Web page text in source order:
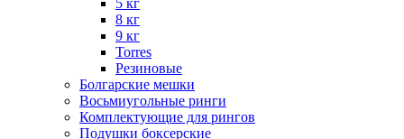
5 кг
8 кг
9 кг
Torres
Резиновые
Болгарские мешки
Восьмиугольные ринги
Комплектующие для рингов
Подушки боксерские